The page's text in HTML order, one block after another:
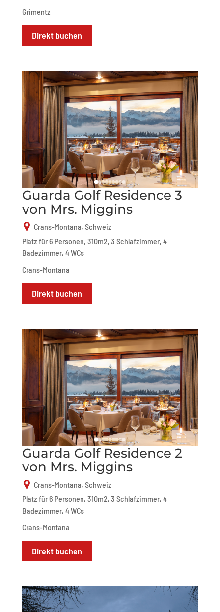
Grimentz
Direkt buchen
Guarda Golf Residence 3
von Mrs. Miggins
Crans-Montana, Schweiz
Platz für 6 Personen, 310m2, 3 Schlafzimmer, 4
Badezimmer, 4 WCs
Crans-Montana
Direkt buchen
Guarda Golf Residence 2
von Mrs. Miggins
Crans-Montana, Schweiz
Platz für 6 Personen, 310m2, 3 Schlafzimmer, 4
Badezimmer, 4 WCs
Crans-Montana
Direkt buchen